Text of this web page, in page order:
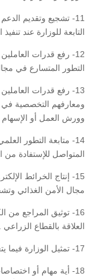
11- تشجيع وتقديم
التابعة للوزارة عند
12- رفع قدرات
التطور المتسارع في
13- رفع قدرات
ومعارفهم التخصصية في
وورش العمل أو الإسهام
14- متابعة التطور
المتواصل للإستفادة من
15- إنتاج الخرائط
مجال الأمن الغذائي
16- توثيق المراجع
العلاقة بالقطاع الزراعي .
17- تمثيل الوزارة فيما يتعلق بجانب المعلومات داخلياً وخارجياً.
18- أية مهام أو